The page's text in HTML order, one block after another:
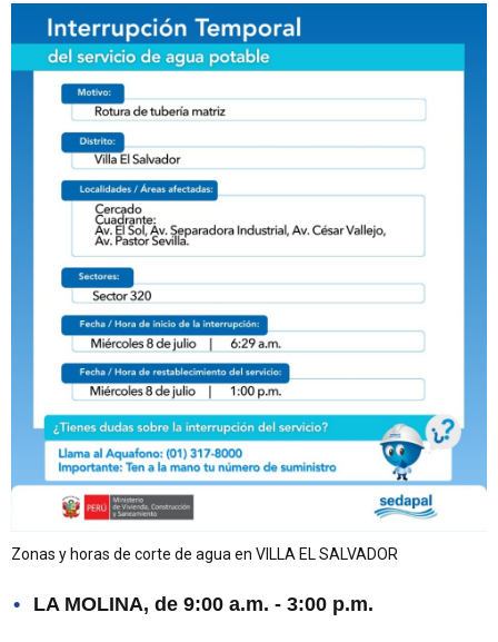
Zonas y horas de corte de agua en VILLA EL SALVADOR
LA MOLINA, de 9:00 a.m. - 3:00 p.m.